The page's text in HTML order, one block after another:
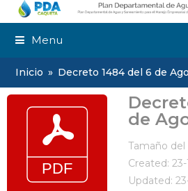
Menu
Inicio » Decreto 1484 del 6 de
de
Tamaño del
Created: 23-
Updated: